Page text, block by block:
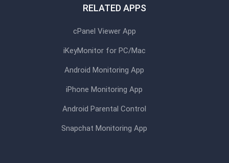
RELATED APPS
cPanel Viewer App
iKeyMonitor for PC/Mac
Android Monitoring App
iPhone Monitoring App
Android Parental Control
Snapchat Monitoring App